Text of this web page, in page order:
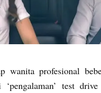
wanita profesional
‘pengalaman’ test